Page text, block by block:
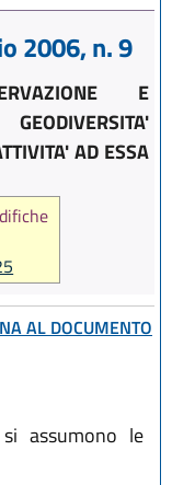
2006, n. 9
E
AD ESSA
AL DOCUMENTO
assumono le